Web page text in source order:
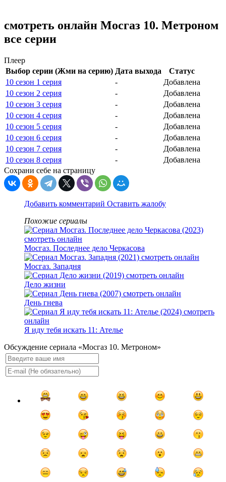
смотреть онлайн Мосгаз 10. Метроном
все серии
Плеер
Выбор серии (Жми на серию) Дата выхода
Статус
10 сезон 1 серия
-
Добавлена
10 сезон 2 серия
-
Добавлена
10 сезон 3 серия
-
Добавлена
10 сезон 4 серия
-
Добавлена
10 сезон 5 серия
-
Добавлена
10 сезон 6 серия
-
Добавлена
10 сезон 7 серия
-
Добавлена
10 сезон 8 серия
-
Добавлена
Сохрани себе на страницу
Добавить комментарий Оставить жалобу
Похожие сериалы
Мосгаз. Последнее дело Черкасова
Мосгаз. Западня
Дело жизни
День гнева
Я иду тебя искать 11: Ателье
Обсуждение сериала «Мосгаз 10. Метроном»